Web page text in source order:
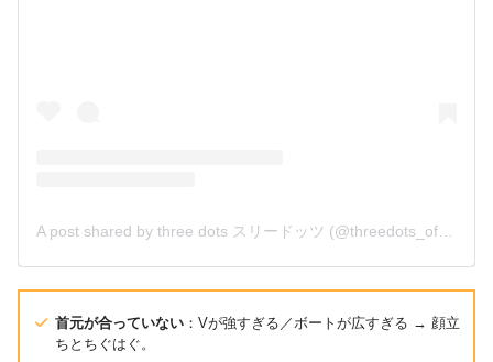
A post shared by three dots スリードッツ (@threedots_official)
首元が合っていない ：Vが強すぎる／ボートが広すぎる → 顔立
ちとちぐはぐ。